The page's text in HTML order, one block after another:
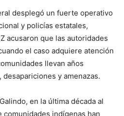
desplegó un fuerte operativo
y policías estatales,
acusaron que las autoridades
el caso adquiere atención
llevan años
y amenazas.
en la última década al
indígenas han